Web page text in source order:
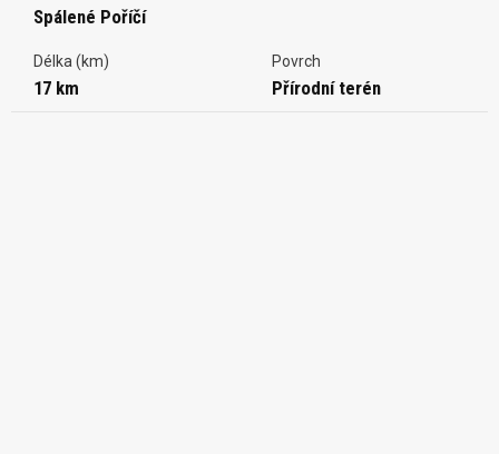
Spálené Poříčí
Délka (km)
17 km
Povrch
Přírodní terén